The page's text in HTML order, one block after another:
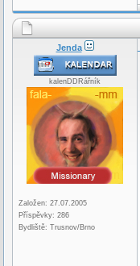
Jenda
kalenDDRářník
Založen: 27.07.2005
Příspěvky: 286
Bydliště: Trusnov/Brno